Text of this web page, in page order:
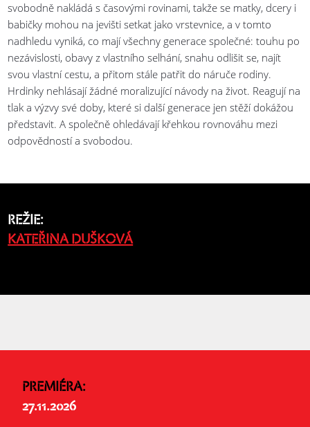
svobodně nakládá s časovými rovinami, takže se matky, dcery i
babičky mohou na jevišti setkat jako vrstevnice, a v tomto
nadhledu vyniká, co mají všechny generace společné: touhu po
nezávislosti, obavy z vlastního selhání, snahu odlišit se, najít
svou vlastní cestu, a přitom stále patřit do náruče rodiny.
Hrdinky nehlásají žádné moralizující návody na život. Reagují na
tlak a výzvy své doby, které si další generace jen stěží dokážou
představit. A společně ohledávají křehkou rovnováhu mezi
odpovědností a svobodou.
REŽIE:
KATEŘINA DUŠKOVÁ
PREMIÉRA:
27.11.2026